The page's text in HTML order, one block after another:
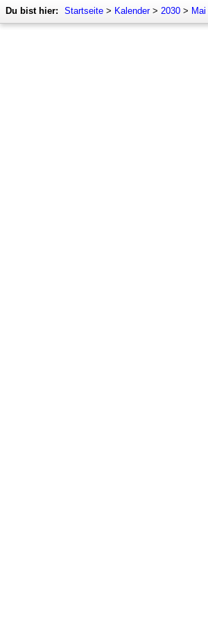
Du bist hier: Startseite > Kalender> 2030 > Mai